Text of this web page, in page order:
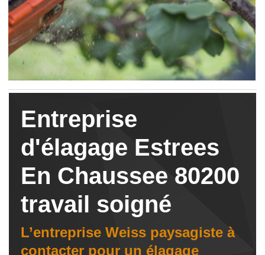
Entreprise
d'élagage Estrees
En Chaussee 80200
travail soigné
L’entreprise Weiss paysagiste à
contacter pour un élagage